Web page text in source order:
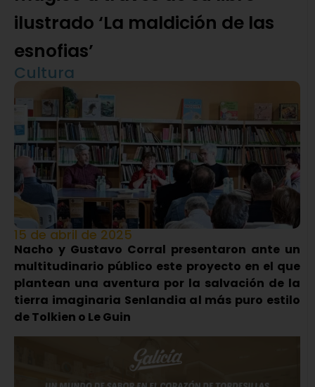
ilustrado ‘La maldición de las
esnofias’
Cultura
15 de abril de 2025
Nacho y Gustavo Corral presentaron ante un
multitudinario público este proyecto en el que
plantean una aventura por la salvación de la
tierra imaginaria Senlandia al más puro estilo
de Tolkien o Le Guin